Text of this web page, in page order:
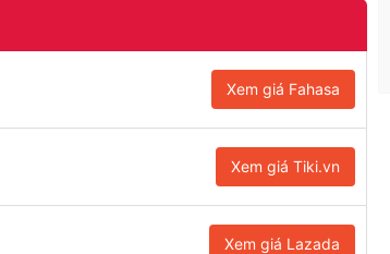
Xem giá Fahasa
Xem giá Tiki.vn
Xem giá Lazada